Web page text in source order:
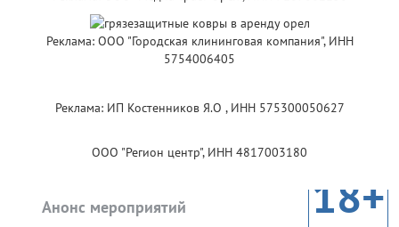
Реклама: ООО "Городская клининговая компания", ИНН
5754006405
Реклама: ИП Костенников Я.О , ИНН 575300050627
ООО "Регион центр", ИНН 4817003180
Анонс мероприятий 18+